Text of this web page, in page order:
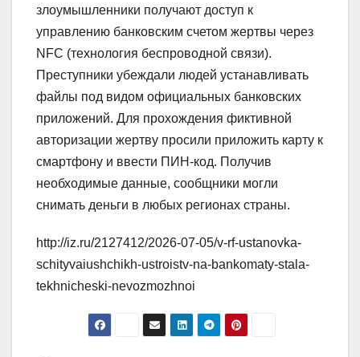
злоумышленники получают доступ к
управлению банковским счетом жертвы через
NFC (технология беспроводной связи).
Преступники убеждали людей устанавливать
файлы под видом официальных банковских
приложений. Для прохождения фиктивной
авторизации жертву просили приложить карту к
смартфону и ввести ПИН-код. Получив
необходимые данные, сообщники могли
снимать деньги в любых регионах страны.
http://iz.ru/2127412/2026-07-05/v-rf-ustanovka-
schityvaiushchikh-ustroistv-na-bankomaty-stala-
tekhnicheski-nevozmozhnoi